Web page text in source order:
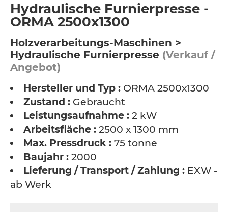
Hydraulische Furnierpresse -
ORMA 2500x1300
Holzverarbeitungs-Maschinen >
Hydraulische Furnierpresse (Verkauf /
Angebot)
Hersteller und Typ : ORMA 2500x1300
Zustand : Gebraucht
Leistungsaufnahme : 2 kW
Arbeitsfläche : 2500 x 1300 mm
Max. Pressdruck : 75 tonne
Baujahr : 2000
Lieferung / Transport / Zahlung : EXW -
ab Werk